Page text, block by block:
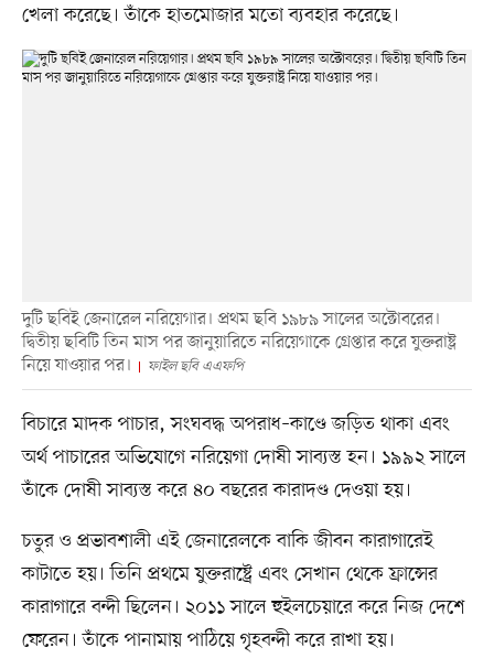
খেলা করেছে। তাঁকে হাতমোজার মতো ব্যবহার করেছে।
দুটি ছবিই জেনারেল নরিয়েগার। প্রথম ছবি ১৯৮৯ সালের অক্টোবরের।
দ্বিতীয় ছবিটি তিন মাস পর জানুয়ারিতে নরিয়েগাকে গ্রেপ্তার করে যুক্তরাষ্ট্র
নিয়ে যাওয়ার পর।
ফাইল ছবি এএফপি
বিচারে মাদক পাচার, সংঘবদ্ধ অপরাধ–কাণ্ডে জড়িত থাকা এবং
অর্থ পাচারের অভিযোগে নরিয়েগা দোষী সাব্যস্ত হন। ১৯৯২ সালে
তাঁকে দোষী সাব্যস্ত করে ৪০ বছরের কারাদণ্ড দেওয়া হয়।
চতুর ও প্রভাবশালী এই জেনারেলকে বাকি জীবন কারাগারেই
কাটাতে হয়। তিনি প্রথমে যুক্তরাষ্ট্রে এবং সেখান থেকে ফ্রান্সের
কারাগারে বন্দী ছিলেন। ২০১১ সালে হুইলচেয়ারে করে নিজ দেশে
ফেরেন। তাঁকে পানামায় পাঠিয়ে গৃহবন্দী করে রাখা হয়।